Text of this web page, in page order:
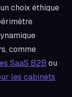
choix éthique
comme
SaaS B2B ou
les cabinets